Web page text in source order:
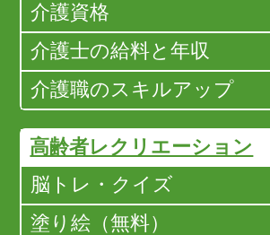
介護資格
介護士の給料と年収
介護職のスキルアップ
高齢者レクリエーション
脳トレ・クイズ
塗り絵（無料）